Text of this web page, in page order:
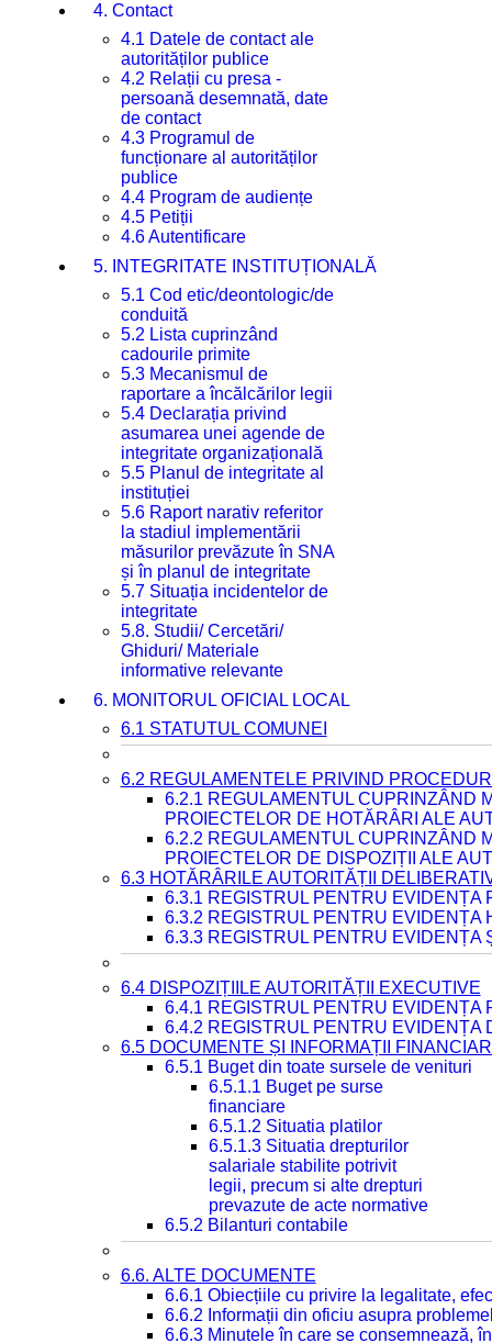
4. Contact
4.1 Datele de contact ale
autorităților publice
4.2 Relații cu presa -
persoană desemnată, date
de contact
4.3 Programul de
funcționare al autorităților
publice
4.4 Program de audiențe
4.5 Petiții
4.6 Autentificare
5. INTEGRITATE INSTITUȚIONALĂ
5.1 Cod etic/deontologic/de
conduită
5.2 Lista cuprinzând
cadourile primite
5.3 Mecanismul de
raportare a încălcărilor legii
5.4 Declarația privind
asumarea unei agende de
integritate organizațională
5.5 Planul de integritate al
instituției
5.6 Raport narativ referitor
la stadiul implementării
măsurilor prevăzute în SNA
și în planul de integritate
5.7 Situația incidentelor de
integritate
5.8. Studii/ Cercetări/
Ghiduri/ Materiale
informative relevante
6. MONITORUL OFICIAL LOCAL
6.1 STATUTUL COMUNEI
6.2 REGULAMENTELE PRIVIND
6.2.1 REGULAMENTUL CUPRINZÂND
PROIECTELOR DE HOTĂRÂRI ALE
6.2.2 REGULAMENTUL CUPRINZÂND
PROIECTELOR DE DISPOZIȚII ALE
6.3 HOTĂRÂRILE AUTORITĂȚII
6.3.1 REGISTRUL PENTRU EVIDENȚA
6.3.2 REGISTRUL PENTRU EVIDENȚA
6.3.3 REGISTRUL PENTRU EVIDENȚA
6.4 DISPOZIȚIILE AUTORITĂȚII EXECUTIVE
6.4.1 REGISTRUL PENTRU EVIDENȚA
6.4.2 REGISTRUL PENTRU EVIDENȚA
6.5 DOCUMENTE ȘI INFORMAȚII
6.5.1 Buget din toate sursele de venituri
6.5.1.1 Buget pe surse
financiare
6.5.1.2 Situatia platilor
6.5.1.3 Situatia drepturilor
salariale stabilite potrivit
legii, precum si alte drepturi
prevazute de acte normative
6.5.2 Bilanturi contabile
6.6. ALTE DOCUMENTE
6.6.1 Obiecțiile cu privire la legalitate,
6.6.2 Informații din oficiu asupra
6.6.3 Minutele în care se consemnează,